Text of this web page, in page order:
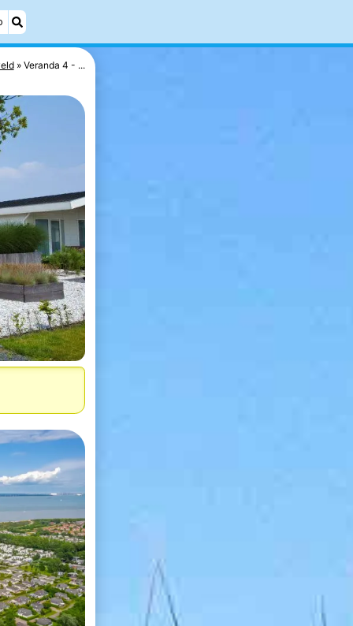
Veranda 4 - ...